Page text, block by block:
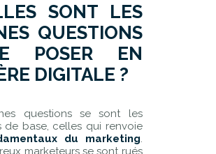
SONT LES
QUESTIONS
POSER EN
DIGITALE ?
questions se sont les
de base, celles qui renvoie
du marketing.
marketeurs se sont rués